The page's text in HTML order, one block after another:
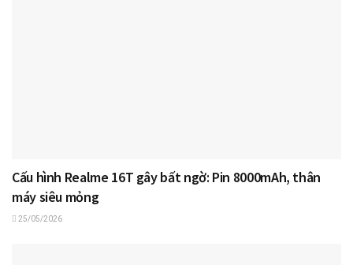
Cấu hình Realme 16T gây bất ngờ: Pin 8000mAh, thân
máy siêu mỏng
25/05/2026